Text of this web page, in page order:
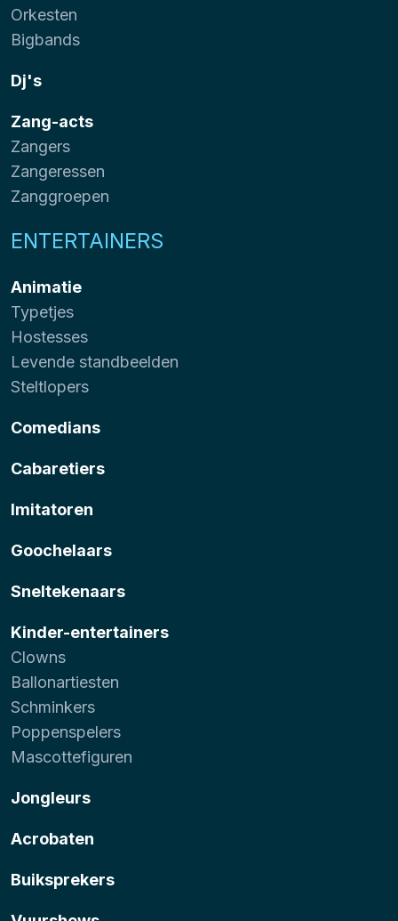
Orkesten
Bigbands
Dj's
Zang-acts
Zangers
Zangeressen
Zanggroepen
ENTERTAINERS
Animatie
Typetjes
Hostesses
Levende standbeelden
Steltlopers
Comedians
Cabaretiers
Imitatoren
Goochelaars
Sneltekenaars
Kinder-entertainers
Clowns
Ballonartiesten
Schminkers
Poppenspelers
Mascottefiguren
Jongleurs
Acrobaten
Buiksprekers